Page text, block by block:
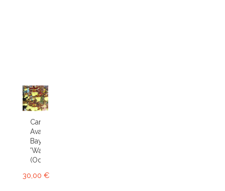
Cambria
Avalon
Bay
'Wasp'
(Odcdm.)
30,00 €